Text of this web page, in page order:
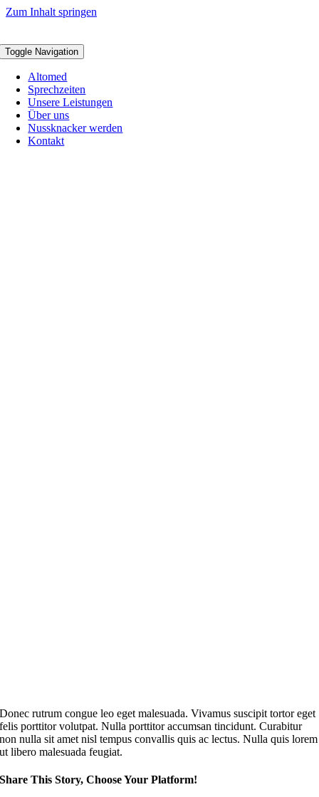
Zum Inhalt springen
Toggle Navigation
Altomed
Sprechzeiten
Unsere Leistungen
Über uns
Nussknacker werden
Kontakt
Donec rutrum congue leo eget malesuada. Vivamus suscipit tortor eget
felis porttitor volutpat. Nulla porttitor accumsan tincidunt. Curabitur
non nulla sit amet nisl tempus convallis quis ac lectus. Nulla quis lorem
ut libero malesuada feugiat.
Share This Story, Choose Your Platform!